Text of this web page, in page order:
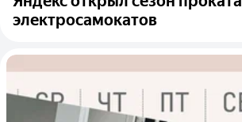
электросамокатов